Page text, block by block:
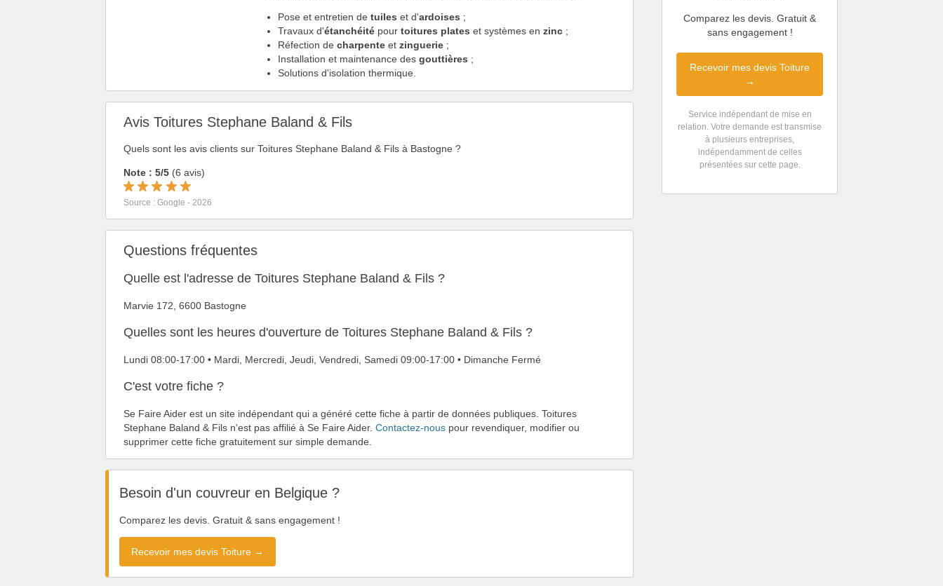
Comparez les devis. Gratuit &
sans engagement !
Recevoir mes devis Toiture
→
Service indépendant de mise en
relation. Votre demande est transmise
à plusieurs entreprises,
indépendamment de celles
présentées sur cette page.
Pose et entretien detuiles et d'ardoises ;
Travaux d'étanchéité pourtoitures plates et systèmes enzinc ;
Réfection decharpente etzinguerie ;
Installation et maintenance desgouttières ;
Solutions d'isolation thermique.
Avis Toitures Stephane Baland & Fils
Quels sont les avis clients sur Toitures Stephane Baland & Fils à Bastogne ?
Note : 5/5 (6 avis)
Source : Google - 2026
Questions fréquentes
Quelle est l'adresse de Toitures Stephane Baland & Fils ?
Marvie 172, 6600 Bastogne
Quelles sont les heures d'ouverture de Toitures Stephane Baland & Fils ?
Lundi 08:00-17:00 • Mardi, Mercredi, Jeudi, Vendredi, Samedi 09:00-17:00 • Dimanche Fermé
C'est votre fiche ?
Se Faire Aider est un site indépendant qui a généré cette fiche à partir de données publiques. Toitures
Stephane Baland & Fils n'est pas affilié à Se Faire Aider. Contactez-nous pour revendiquer, modifier ou
supprimer cette fiche gratuitement sur simple demande.
Besoin d'un couvreur en Belgique ?
Comparez les devis. Gratuit & sans engagement !
Recevoir mes devis Toiture →